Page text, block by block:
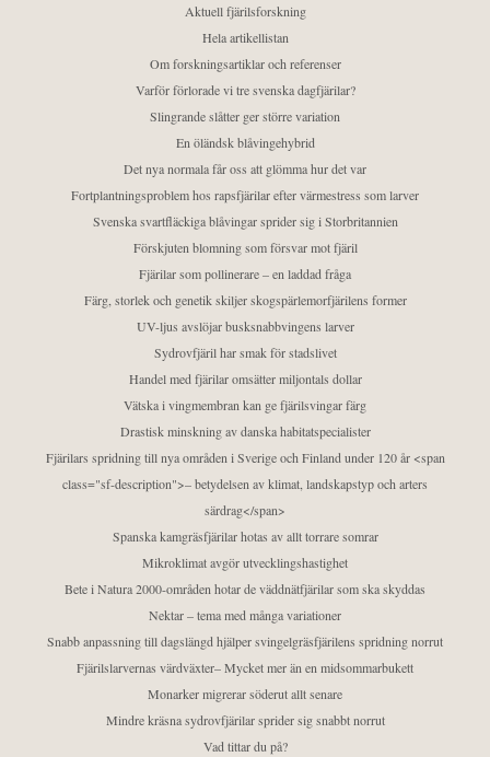
Aktuell fjärilsforskning
Hela artikellistan
Om forskningsartiklar och referenser
Varför förlorade vi tre svenska dagfjärilar?
Slingrande slåtter ger större variation
En öländsk blåvingehybrid
Det nya normala får oss att glömma hur det var
Fortplantningsproblem hos rapsfjärilar efter värmestress som larver
Svenska svartfläckiga blåvingar sprider sig i Storbritannien
Förskjuten blomning som försvar mot fjäril
Fjärilar som pollinerare – en laddad fråga
Färg, storlek och genetik skiljer skogspärlemorfjärilens former
UV-ljus avslöjar busksnabbvingens larver
Sydrovfjäril har smak för stadslivet
Handel med fjärilar omsätter miljontals dollar
Vätska i vingmembran kan ge fjärilsvingar färg
Drastisk minskning av danska habitatspecialister
Fjärilars spridning till nya områden i Sverige och Finland under 120 år <span
class="sf-description">– betydelsen av klimat, landskapstyp och arters
särdrag</span>
Spanska kamgräsfjärilar hotas av allt torrare somrar
Mikroklimat avgör utvecklingshastighet
Bete i Natura 2000-områden hotar de väddnätfjärilar som ska skyddas
Nektar – tema med många variationer
Snabb anpassning till dagslängd hjälper svingelgräsfjärilens spridning norrut
Fjärilslarvernas värdväxter– Mycket mer än en midsommarbukett
Monarker migrerar söderut allt senare
Mindre kräsna sydrovfjärilar sprider sig snabbt norrut
Vad tittar du på?